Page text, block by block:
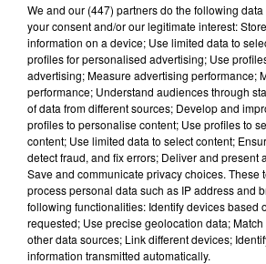
Coupe de France : les
connaissent la...
Le C'CMBM affrontera un autre
We and our (447) partnersdo the following
your consent and/or our legitimate interest:
information on a device; Use limited data to
profiles for personalised advertising; Use
advertising; Measure advertising performance;
performance; Understand audiences through
of data from different sources; Develop and
profiles to personalise content; Use profiles to
content; Use limited data to select content;
detect fraud, and fix errors; Deliver and present
Save and communicate privacy choices. These
process personal data such as IP address and
following functionalities: Identify devices based
requested; Use precise geolocation data;
other data sources; Link different devices;
information transmitted automatically.